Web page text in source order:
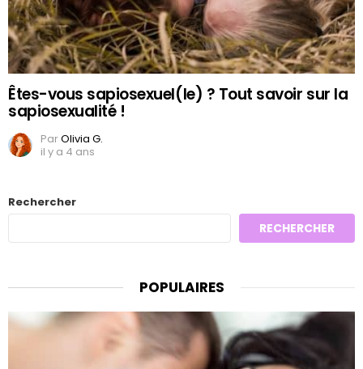
Êtes-vous sapiosexuel(le) ? Tout savoir sur la
sapiosexualité !
ParOlivia G.
il y a 4 ans
Rechercher
RECHERCHER
POPULAIRES